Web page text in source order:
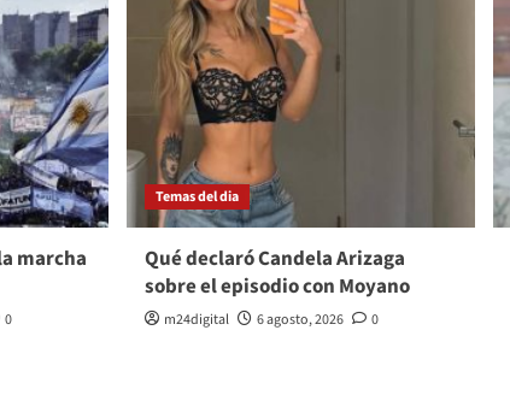
marcha
0
Temas del dia
Qué declaró Candela Arizaga
sobre el episodio con Moyano
m24digital 6 agosto, 2026 0